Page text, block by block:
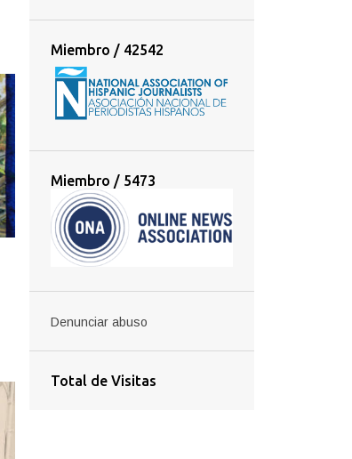
Miembro / 42542
Miembro / 5473
Denunciar abuso
Total de Visitas